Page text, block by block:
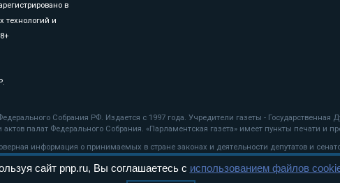
в
технологий и
Собрания РФ. Издается с 1997 года. Учредители газеты -
палат Федерального Собрания. «Парламентская газета» имеет пункты печати и
информация о принимаемых в стране законах и деятельности депутатов и
сайт pnp.ru, Вы соглашаетесь с использованием файлов